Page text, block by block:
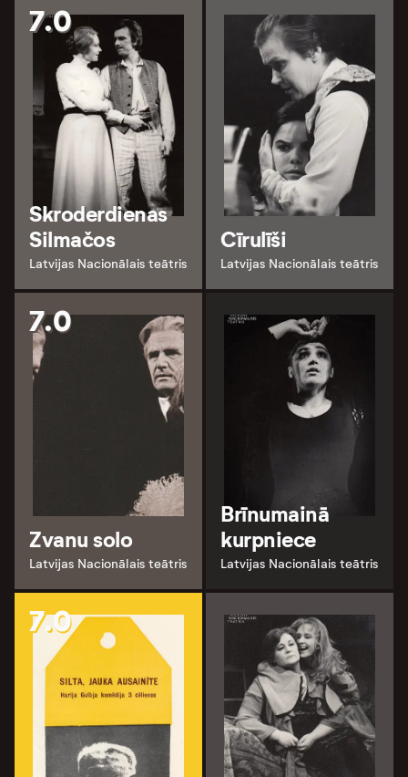
7.0
Skroderdienas
Silmačos
Latvijas Nacionālais teātris
Cīrulīši
Latvijas Nacionālais teātris
7.0
Zvanu solo
Latvijas Nacionālais teātris
Brīnumainā
kurpniece
Latvijas Nacionālais teātris
7.0